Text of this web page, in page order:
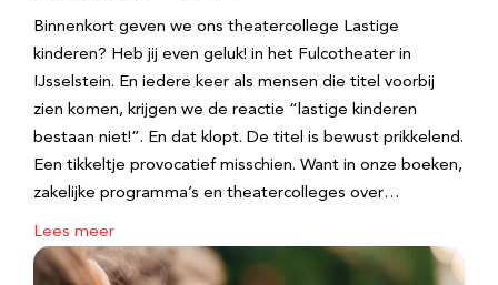
Binnenkort geven we ons theatercollege Lastige
kinderen? Heb jij even geluk! in het Fulcotheater in
IJsselstein. En iedere keer als mensen die titel voorbij
zien komen, krijgen we de reactie “lastige kinderen
bestaan niet!”. En dat klopt. De titel is bewust prikkelend.
Een tikkeltje provocatief misschien. Want in onze boeken,
zakelijke programma’s en theatercolleges over…
Lees meer